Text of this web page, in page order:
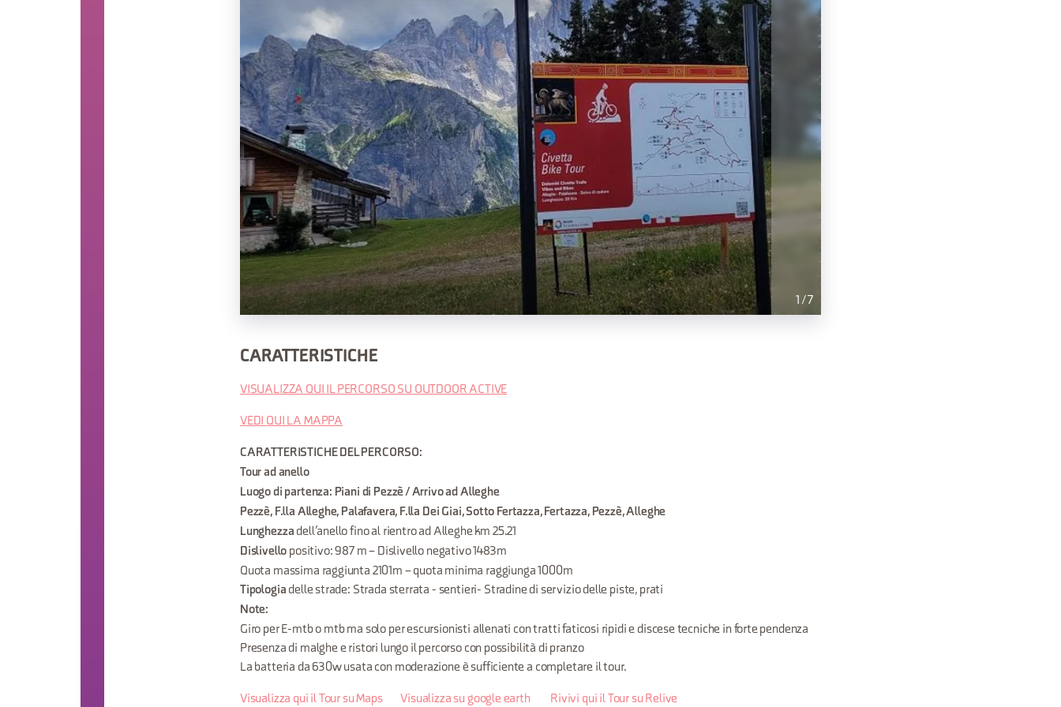
1 /7
CARATTERISTICHE
VISUALIZZA QUI IL PERCORSO SU OUTDOOR ACTIVE
VEDI QUI LA MAPPA
CARATTERISTICHE DEL PERCORSO:
Tour ad anello
Luogo di partenza: Piani di Pezzè / Arrivo ad Alleghe
Pezzè, F.lla Alleghe, Palafavera, F.lla Dei Giai, Sotto Fertazza, Fertazza, Pezzè, Alleghe
Lunghezza dell’anello fino al rientro ad Alleghe km 25.21
Dislivello positivo: 987 m – Dislivello negativo 1483m
Quota massima raggiunta 2101m – quota minima raggiunga 1000m
Tipologia delle strade: Strada sterrata - sentieri- Stradine di servizio delle piste, prati
Note:
Giro per E-mtb o mtb ma solo per escursionisti allenati con tratti faticosi ripidi e discese tecniche in forte pendenza
Presenza di malghe e ristori lungo il percorso con possibilità di pranzo
La batteria da 630w usata con moderazione è sufficiente a completare il tour.
Visualizza qui il Tour su Maps Visualizza su google earth Rivivi qui il Tour su Relive